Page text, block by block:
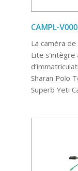
CAMPL-
La caméra de
Lite s’intègre
Sharan Polo
Superb Yeti